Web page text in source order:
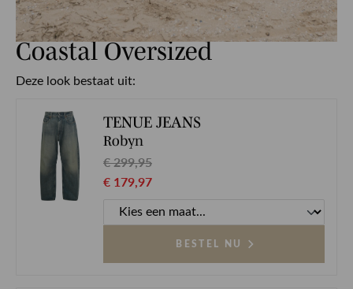
Coastal Oversized
Deze look bestaat uit:
TENUE JEANS
Robyn
€ 299,95
€ 179,97
BESTEL NU